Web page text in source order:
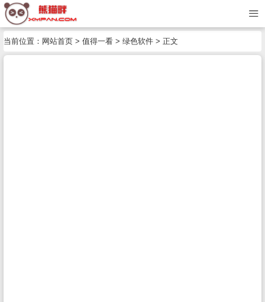
当前位置： 网站首页 > 值得一看 > 绿色软件 > 正文